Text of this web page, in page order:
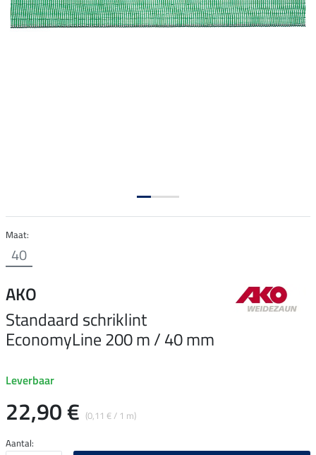
Maat:
40
AKO
Standaard schriklint
EconomyLine 200 m / 40 mm
Leverbaar
22,90 € (0,11 € / 1 m)
Aantal: